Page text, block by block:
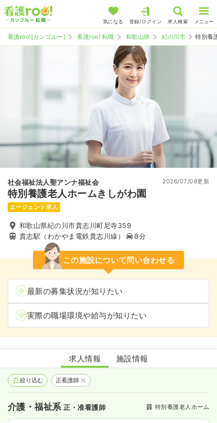
気になる 登録/ログイン 求人検索 メニュー
看護roo![カンゴルー] 看護roo! 転職 和歌山県 紀の川市 特別養
社会福祉法人聖アンナ福祉会
特別養護老人ホームきしがわ園
2026/07/08更新
エージェント求人
和歌山県紀の川市貴志川町尼寺359
貴志駅（わかやま電鉄貴志川線）
8分
この施設について問い合わせる
最新の募集状況が知りたい
実際の職場環境や給与が知りたい
特別養護老人ホームきしがわ園
求人情報 施設情報
絞り込む 正看護師
介護・福祉系正・准看護師 特別養護老人ホーム